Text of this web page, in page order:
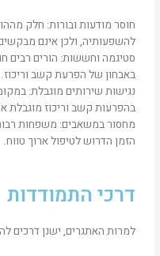
חוסר מודעות ובורות: חלק
להשפעותיה, ולכן אינם
סטיגמה וחששות: הורים רבים
באבחון של הפרעת קשב וריכוז.
נגישות שירותים מוגבלת:
בהפרעות קשב וריכוז מוגבלת
מחסור במשאבים: משפחות
הזמן הדרוש לטיפול ארוך טווח.
דרכי התמודדות
למרות האתגרים, ישנן דרכים